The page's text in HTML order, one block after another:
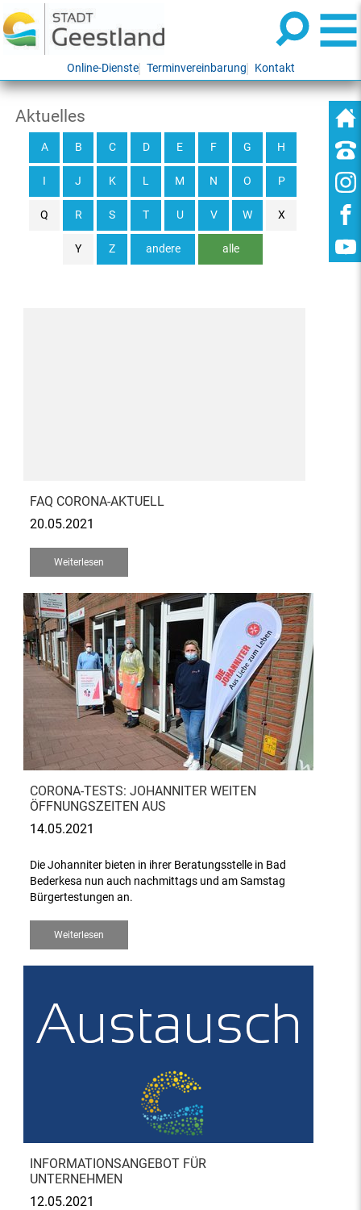
Online-Dienste Terminvereinbarung Kontakt
Aktuelles
alle
A B C D E F G H
I J K L M N O P
Q R S T U V W X
Y Z andere
FAQ CORONA-AKTUELL
20.05.2021
Weiterlesen
CORONA-TESTS: JOHANNITER WEITEN
ÖFFNUNGSZEITEN AUS
14.05.2021
Die Johanniter bieten in ihrer Beratungsstelle in Bad
Bederkesa nun auch nachmittags und am Samstag
Bürgertestungen an.
Weiterlesen
INFORMATIONSANGEBOT FÜR
UNTERNEHMEN
12.05.2021